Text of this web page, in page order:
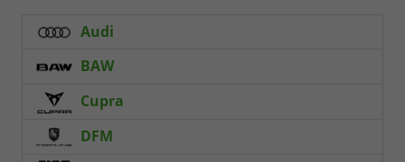
Audi
BAW
Cupra
DFM